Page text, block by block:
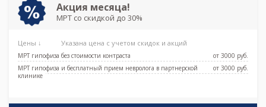
Акция месяца!
МРТ со скидкой до 30%
Цены ↓ Указана цена с учетом скидок и акций
МРТ гипофиза без стоимости контраста
от 3000 pуб.
МРТ гипофиза и бесплатный прием невролога в партнерской
клинике
от 3000 pуб.